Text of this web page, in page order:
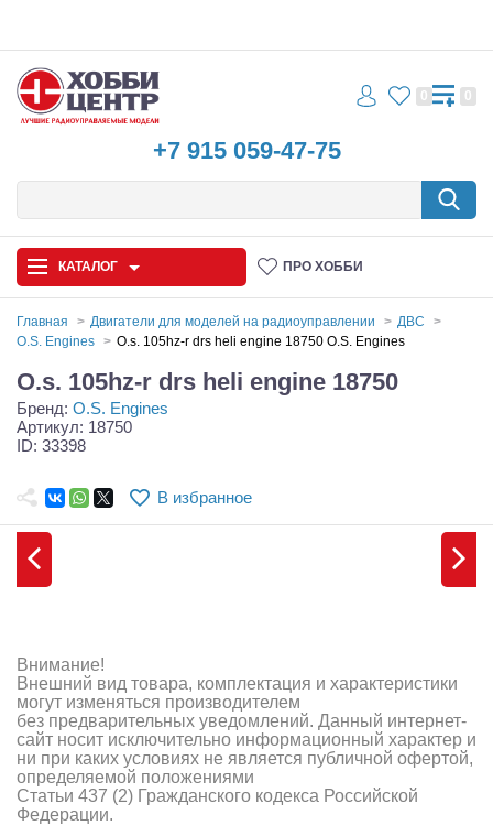
+7 915 059-47-75
0 0
КАТАЛОГ ПРО ХОББИ
Запчасти и аксессуары
Игрушки
Самолеты
Квадрокоптеры
Аппаратура и электроника
Аккумуляторы и батарейки
Зарядные устройства и блоки питания
Двигатели
Главная Двигатели для моделей на радиоуправлении
ДВС
O.S. Engines
O.s. 105hz-r drs heli engine 18750 O.S. Engines
O.s. 105hz-r drs heli engine 18750
Бренд: O.S. Engines
Артикул: 18750
ID: 33398
В избранное
Внимание!
Внешний вид товара, комплектация и характеристики
могут изменяться производителем
без предварительных уведомлений. Данный интернет-
сайт носит исключительно информационный характер и
ни при каких условиях не является публичной офертой,
определяемой положениями
Статьи 437 (2) Гражданского кодекса Российской
Федерации.